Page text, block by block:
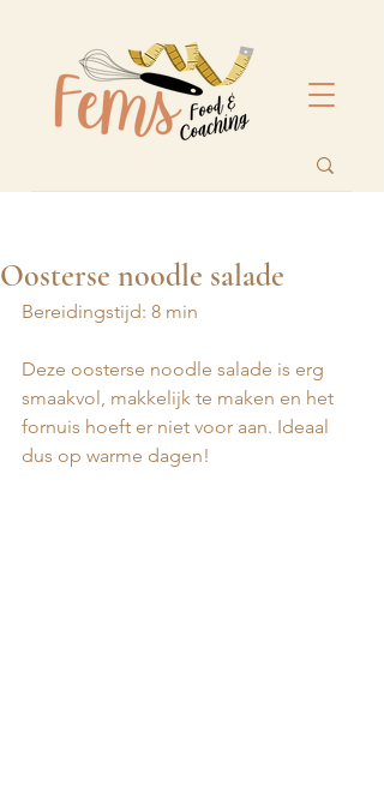
Oosterse noodle salade
Bereidingstijd: 8 min
Deze oosterse noodle salade is erg
smaakvol, makkelijk te maken en het
fornuis hoeft er niet voor aan. Ideaal
dus op warme dagen!